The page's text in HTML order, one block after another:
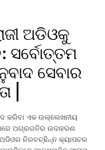
ଅଡିଓକୁ
ସର୍ବୋତ୍ତମ
ସେବାର
|
କରିବା ଏକ ଉଲ୍ଲେଖନୀୟ
ଅଗ୍ରଗତିର ଉଦାହରଣ
ନିରବଚ୍ଛିନ୍ନ କ୍ୟାପଚର